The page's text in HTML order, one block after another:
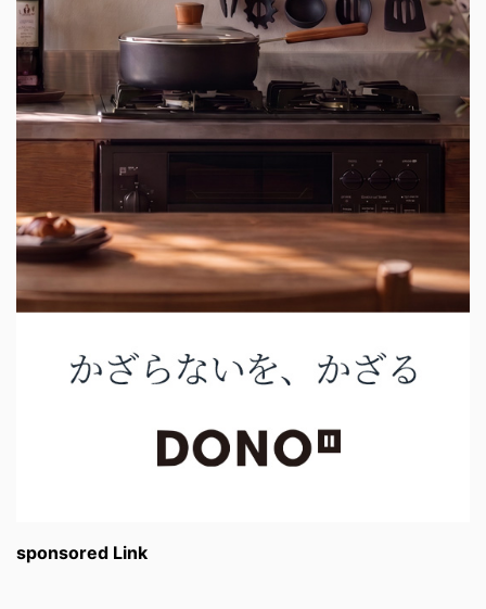
sponsored Link